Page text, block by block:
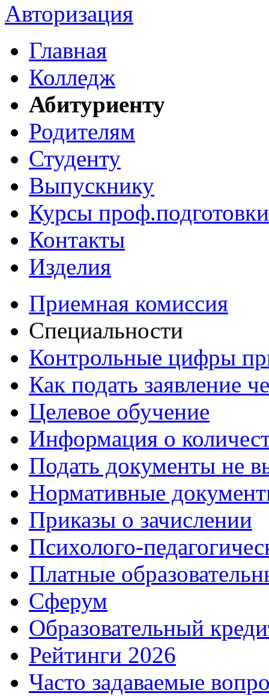
Авторизация
Главная
Колледж
Абитуриенту
Родителям
Студенту
Выпускнику
Курсы проф.подготовки
Контакты
Изделия
Приемная комиссия
Специальности
Контрольные цифры
Как подать заявление
Целевое обучение
Информация о
Подать документы не
Нормативные
Приказы о зачислении
Психолого-
Платные
Сферум
Образовательный
Рейтинги 2026
Часто задаваемые